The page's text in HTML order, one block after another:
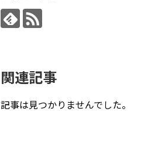
関連記事
記事は見つかりませんでした。